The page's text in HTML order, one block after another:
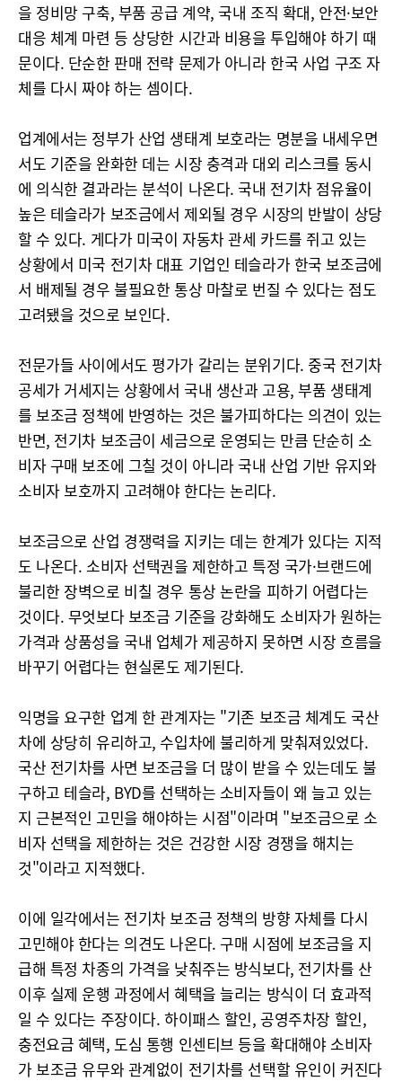
을 정비망 구축, 부품 공급 계약, 국내 조직 확대, 안전·보안
대응 체계 마련 등 상당한 시간과 비용을 투입해야 하기 때
문이다. 단순한 판매 전략 문제가 아니라 한국 사업 구조 자
체를 다시 짜야 하는 셈이다.
업계에서는 정부가 산업 생태계 보호라는 명분을 내세우면
서도 기준을 완화한 데는 시장 충격과 대외 리스크를 동시
에 의식한 결과라는 분석이 나온다. 국내 전기차 점유율이
높은 테슬라가 보조금에서 제외될 경우 시장의 반발이 상당
할 수 있다. 게다가 미국이 자동차 관세 카드를 쥐고 있는
상황에서 미국 전기차 대표 기업인 테슬라가 한국 보조금에
서 배제될 경우 불필요한 통상 마찰로 번질 수 있다는 점도
고려됐을 것으로 보인다.
전문가들 사이에서도 평가가 갈리는 분위기다. 중국 전기차
공세가 거세지는 상황에서 국내 생산과 고용, 부품 생태계
를 보조금 정책에 반영하는 것은 불가피하다는 의견이 있는
반면, 전기차 보조금이 세금으로 운영되는 만큼 단순히 소
비자 구매 보조에 그칠 것이 아니라 국내 산업 기반 유지와
소비자 보호까지 고려해야 한다는 논리다.
보조금으로 산업 경쟁력을 지키는 데는 한계가 있다는 지적
도 나온다. 소비자 선택권을 제한하고 특정 국가·브랜드에
불리한 장벽으로 비칠 경우 통상 논란을 피하기 어렵다는
것이다. 무엇보다 보조금 기준을 강화해도 소비자가 원하는
가격과 상품성을 국내 업체가 제공하지 못하면 시장 흐름을
바꾸기 어렵다는 현실론도 제기된다.
익명을 요구한 업계 한 관계자는 "기존 보조금 체계도 국산
차에 상당히 유리하고, 수입차에 불리하게 맞춰져있었다.
국산 전기차를 사면 보조금을 더 많이 받을 수 있는데도 불
구하고 테슬라, BYD를 선택하는 소비자들이 왜 늘고 있는
지 근본적인 고민을 해야하는 시점"이라며 "보조금으로 소
비자 선택을 제한하는 것은 건강한 시장 경쟁을 해치는
것"이라고 지적했다.
이에 일각에서는 전기차 보조금 정책의 방향 자체를 다시
고민해야 한다는 의견도 나온다. 구매 시점에 보조금을 지
급해 특정 차종의 가격을 낮춰주는 방식보다, 전기차를 산
이후 실제 운행 과정에서 혜택을 늘리는 방식이 더 효과적
일 수 있다는 주장이다. 하이패스 할인, 공영주차장 할인,
충전요금 혜택, 도심 통행 인센티브 등을 확대해야 소비자
가 보조금 유무와 관계없이 전기차를 선택할 유인이 커진다